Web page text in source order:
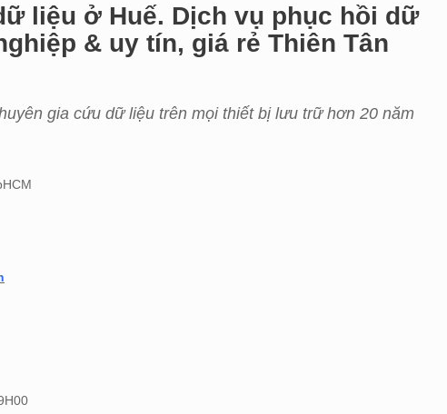
liệu ở Huế. Dịch vụ phục hồi dữ
& uy tín, giá rẻ Thiên Tân
gia cứu dữ liệu trên mọi thiết bị lưu trữ hơn 20 năm